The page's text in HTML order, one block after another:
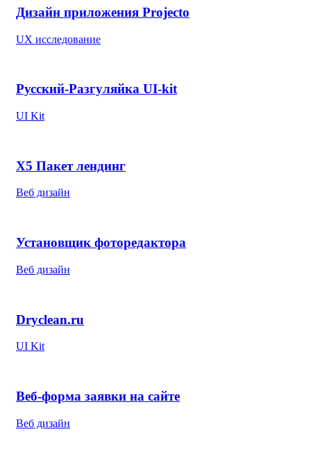
Дизайн приложения Projecto
UX исследование
Русский-Разгуляйка UI-kit
UI Kit
Х5 Пакет лендинг
Веб дизайн
Установщик фоторедактора
Веб дизайн
Dryclean.ru
UI Kit
Веб-форма заявки на сайте
Веб дизайн